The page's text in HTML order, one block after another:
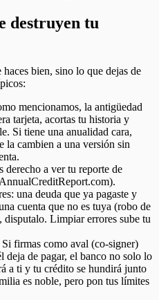
destruyen tu
bien, sino lo que dejas de
mencionamos, la antigüedad
tarjeta, acortas tu historia y
Si tiene una anualidad cara,
la cambien a una versión sin
derecho a ver tu reporte de
una deuda que ya pagaste y
cuenta que no es tuya (robo de
Limpiar errores sube tu
Si firmas como aval (co-signer)
deja de pagar, el banco no solo lo
a ti y tu crédito se hundirá junto
es noble, pero pon tus límites